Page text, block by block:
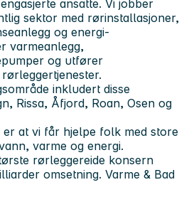
ansatte. Vi jobber
sektor med rørinstallasjoner,
og energi-
varmeanlegg,
og utfører
inkludert disse
Rissa, Åfjord, Roan, Osen og
er at vi får hjelpe folk med store
varme og energi.
rørleggereide konsern
omsetning. Varme & Bad